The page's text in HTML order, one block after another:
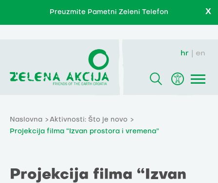
Preuzmite Pametni Zeleni Telefon X
hr en
Naslovna
Aktivnosti: Što je novo
Projekcija filma “Izvan prostora i vremena”
Projekcija filma “Izvan